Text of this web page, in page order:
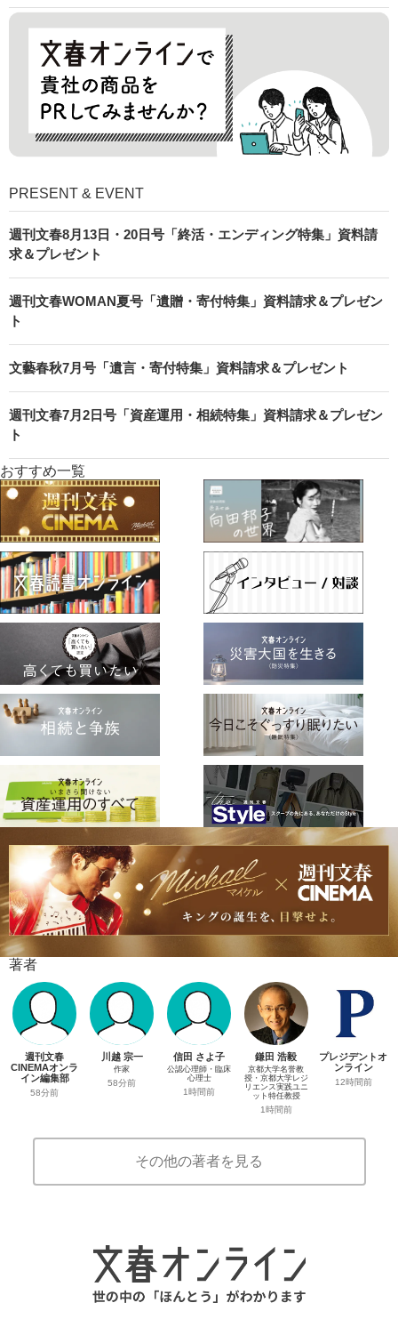
PRESENT & EVENT
週刊文春8月13日・20日号「終活・エンディング特集」資料請
求＆プレゼント
週刊文春WOMAN夏号「遺贈・寄付特集」資料請求＆プレゼン
ト
文藝春秋7月号「遺言・寄付特集」資料請求＆プレゼント
週刊文春7月2日号「資産運用・相続特集」資料請求＆プレゼン
ト
おすすめ一覧
著者
週刊文春
CINEMAオンラ
イン編集部
58分前
川越 宗一
作家
58分前
信田 さよ子
公認心理師・臨床
心理士
1時間前
鎌田 浩毅
京都大学名誉教
授・京都大学レジ
リエンス実践ユニ
ット特任教授
1時間前
プレジデントオ
ンライン
12時間前
その他の著者を見る